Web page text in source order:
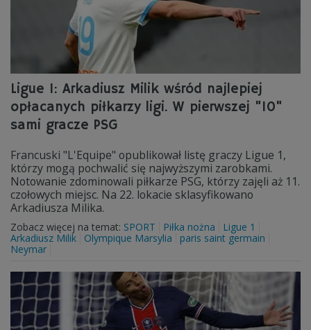
Ligue 1: Arkadiusz Milik wśród najlepiej
opłacanych piłkarzy ligi. W pierwszej "10"
sami gracze PSG
Francuski "L'Equipe" opublikował listę graczy Ligue 1,
którzy mogą pochwalić się najwyższymi zarobkami.
Notowanie zdominowali piłkarze PSG, którzy zajęli aż 11.
czołowych miejsc. Na 22. lokacie sklasyfikowano
Arkadiusza Milika.
Zobacz więcej na temat: SPORT Piłka nożna
Ligue 1
Arkadiusz Milik
Olympique Marsylia
paris saint germain
Neymar